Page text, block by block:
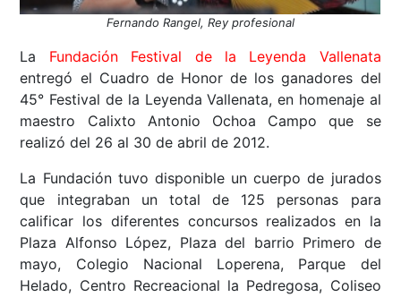
Fernando Rangel, Rey profesional
La Fundación Festival de la Leyenda Vallenata
entregó el Cuadro de Honor de los ganadores del
45° Festival de la Leyenda Vallenata, en homenaje al
maestro Calixto Antonio Ochoa Campo que se
realizó del 26 al 30 de abril de 2012.
La Fundación tuvo disponible un cuerpo de jurados
que integraban un total de 125 personas para
calificar los diferentes concursos realizados en la
Plaza Alfonso López, Plaza del barrio Primero de
mayo, Colegio Nacional Loperena, Parque del
Helado, Centro Recreacional la Pedregosa, Coliseo